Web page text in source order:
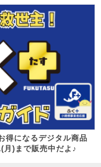
得になるデジタル商品
月)まで販売中だよ♪